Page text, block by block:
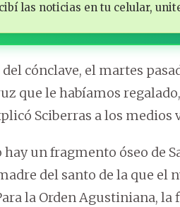
las noticias en tu celular,
del cónclave, el martes
que le habíamos
Sciberras a los medios
hay un fragmento óseo de
del santo de la que el
la Orden Agustiniana,